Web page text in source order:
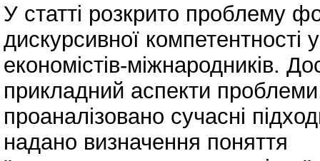
У статті розкрито проблему
дискурсивної компетентності
економістів-міжнародників.
прикладний аспекти
проаналізовано сучасні
надано визначення поняття